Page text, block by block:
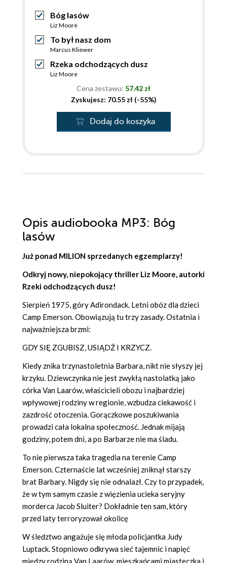
Bóg lasów
Liz Moore
To był nasz dom
Marcus Kliewer
Rzeka odchodzących dusz
Liz Moore
Cena zestawu: 57.42 zł
Zyskujesz: 70.55 zł (-55%)
Dodaj do koszyka
Opis audiobooka MP3: Bóg
lasów
Już ponad MILION sprzedanych egzemplarzy!
Odkryj nowy, niepokojący thriller Liz Moore, autorki
Rzeki odchodzących dusz!
Sierpień 1975, góry Adirondack. Letni obóz dla dzieci
Camp Emerson. Obowiązują tu trzy zasady. Ostatnia i
najważniejsza brzmi:
GDY SIĘ ZGUBISZ, USIĄDŹ I KRZYCZ.
Kiedy znika trzynastoletnia Barbara, nikt nie słyszy jej
krzyku. Dziewczynka nie jest zwykłą nastolatką jako
córka Van Laarów, właścicieli obozu i najbardziej
wpływowej rodziny w regionie, wzbudza ciekawość i
zazdrość otoczenia. Gorączkowe poszukiwania
prowadzi cała lokalna społeczność. Jednak mijają
godziny, potem dni, a po Barbarze nie ma śladu.
To nie pierwsza taka tragedia na terenie Camp
Emerson. Czternaście lat wcześniej zniknął starszy
brat Barbary. Nigdy się nie odnalazł. Czy to przypadek,
że w tym samym czasie z więzienia ucieka seryjny
morderca Jacob Sluiter? Dokładnie ten sam, który
przed laty terroryzował okolicę
W śledztwo angażuje się młoda policjantka Judy
Luptack. Stopniowo odkrywa sieć tajemnic i napięć
między rodziną Van Laarów, mieszkańcami miasteczka i